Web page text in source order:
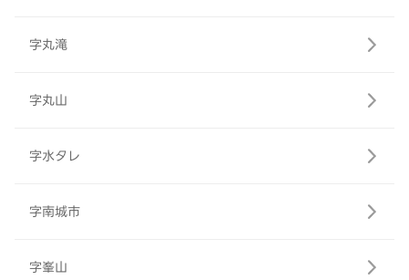
字丸滝
字丸山
字水タレ
字南城市
字峯山